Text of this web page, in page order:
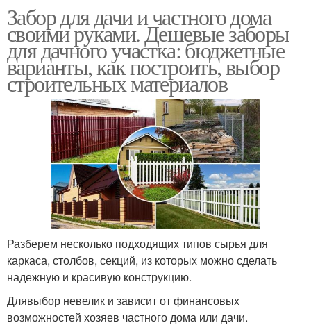
Забор для дачи и частного дома
своими руками. Дешевые заборы
для дачного участка: бюджетные
варианты, как построить, выбор
строительных материалов
Разберем несколько подходящих типов сырья для
каркаса, столбов, секций, из которых можно сделать
надежную и красивую конструкцию.
Длявыбор невелик и зависит от финансовых
возможностей хозяев частного дома или дачи.